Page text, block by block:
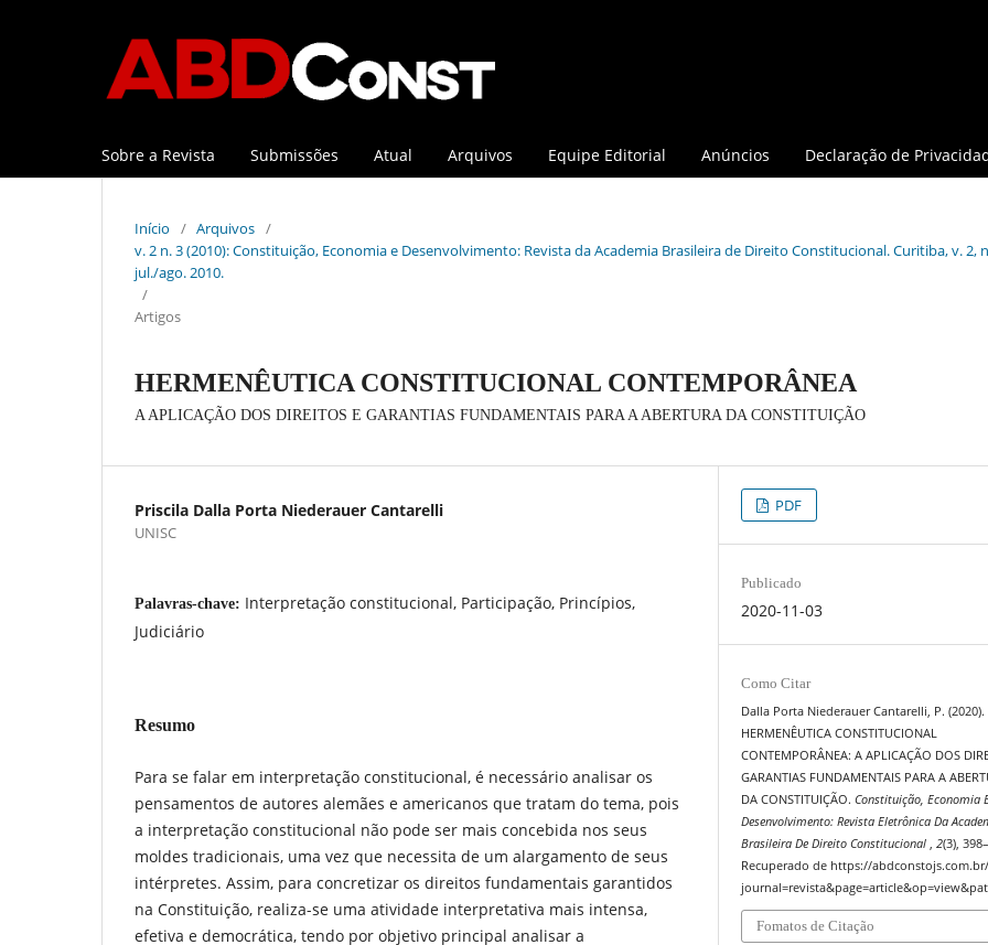
Sobre a Revista Submissões Atual Arquivos Equipe Editorial Anúncios Declaração de
Início / Arquivos /
v. 2 n. 3 (2010): Constituição, Economia e Desenvolvimento: Revista da Academia Brasileira de Direito Constitucional. Curitiba, v. 2,
jul./ago. 2010.
/
Artigos
HERMENÊUTICA CONSTITUCIONAL CONTEMPORÂNEA
A APLICAÇÃO DOS DIREITOS E GARANTIAS FUNDAMENTAIS PARA A ABERTURA DA CONSTITUIÇÃO
Priscila Dalla Porta Niederauer Cantarelli
UNISC
Palavras-chave: Interpretação constitucional, Participação, Princípios,
Judiciário
Resumo
Para se falar em interpretação constitucional, é necessário analisar os
pensamentos de autores alemães e americanos que tratam do tema, pois
a interpretação constitucional não pode ser mais concebida nos seus
moldes tradicionais, uma vez que necessita de um alargamento de seus
intérpretes. Assim, para concretizar os direitos fundamentais garantidos
na Constituição, realiza-se uma atividade interpretativa mais intensa,
efetiva e democrática, tendo por objetivo principal analisar a
PDF
Publicado
2020-11-03
Como Citar
Dalla Porta Niederauer Cantarelli, P. (2020).
HERMENÊUTICA CONSTITUCIONAL
CONTEMPORÂNEA: A APLICAÇÃO DOS
GARANTIAS FUNDAMENTAIS PARA A
DA CONSTITUIÇÃO.Constituição, Economia
Desenvolvimento: Revista Eletrônica Da
Brasileira De Direito Constitucional,2(3),
Recuperado de https://
Fomatos de Citação